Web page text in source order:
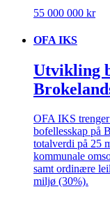
55 000 000 kr
OFA IKS
Utvikling
OFA IKS
bofellesskap på
totalverdi på 25
kommunale
samt ordinære
miljø (30%).